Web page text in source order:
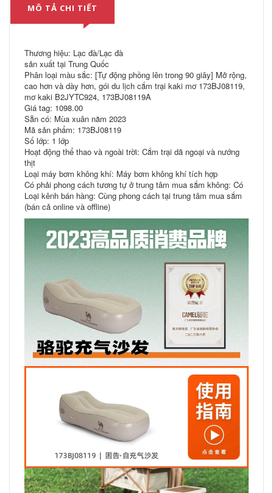
MÔ TẢ CHI TIẾT
Thương hiệu: Lạc đà/Lạc đà
sản xuất tại Trung Quốc
Phân loại màu sắc: [Tự động phồng lên trong 90 giây] Mở rộng,
cao hơn và dày hơn, gói du lịch cắm trại kaki mơ 173BJ08119,
mơ kaki B2JYTC924, 173BJ08119A
Giá tag: 1098.00
Sẵn có: Mùa xuân năm 2023
Mã sản phẩm: 173BJ08119
Số lớp: 1 lớp
Hoạt động thể thao và ngoài trời: Cắm trại dã ngoại và nướng
thịt
Loại máy bơm không khí: Máy bơm không khí tích hợp
Có phải phong cách tương tự ở trung tâm mua sắm không: Có
Loại kênh bán hàng: Cùng phong cách tại trung tâm mua sắm
(bán cả online và offline)